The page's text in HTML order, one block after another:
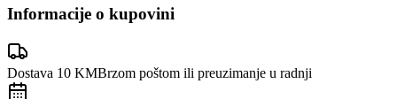
Informacije o kupovini
Dostava 10 KMBrzom poštom ili preuzimanje u radnji